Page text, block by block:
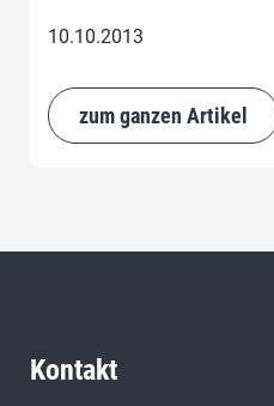
10.10.2013
zum ganzen Artikel
Kontakt